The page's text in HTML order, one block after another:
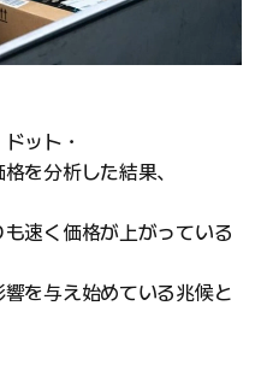
ット・
を分析した結果、
速く価格が上がっている
を与え始めている兆候と